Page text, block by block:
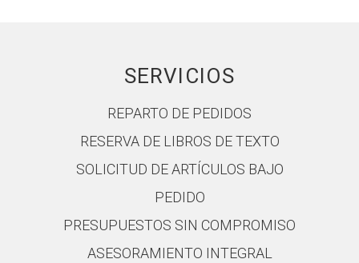
SERVICIOS
REPARTO DE PEDIDOS
RESERVA DE LIBROS DE TEXTO
SOLICITUD DE ARTÍCULOS BAJO
PEDIDO
PRESUPUESTOS SIN COMPROMISO
ASESORAMIENTO INTEGRAL